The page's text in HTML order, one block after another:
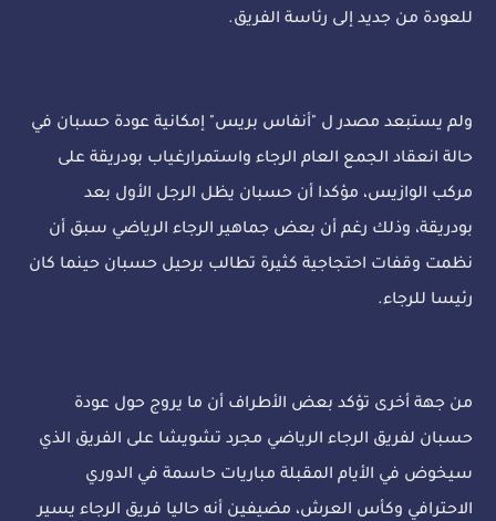
للعودة من جديد إلى رئاسة الفريق.
ولم يستبعد مصدر ل "أنفاس بريس" إمكانية عودة حسبان في
حالة انعقاد الجمع العام الرجاء واستمرارغياب بودريقة على
مركب الوازيس، مؤكدا أن حسبان يظل الرجل الأول بعد
بودريقة، وذلك رغم أن بعض جماهير الرجاء الرياضي سبق أن
نظمت وقفات احتجاجية كثيرة تطالب برحيل حسبان حينما كان
رئيسا للرجاء.
من جهة أخرى تؤكد بعض الأطراف أن ما يروج حول عودة
حسبان لفريق الرجاء الرياضي مجرد تشويشا على الفريق الذي
سيخوض في الأيام المقبلة مباريات حاسمة في الدوري
الاحترافي وكأس العرش، مضيفين أنه حاليا فريق الرجاء يسير